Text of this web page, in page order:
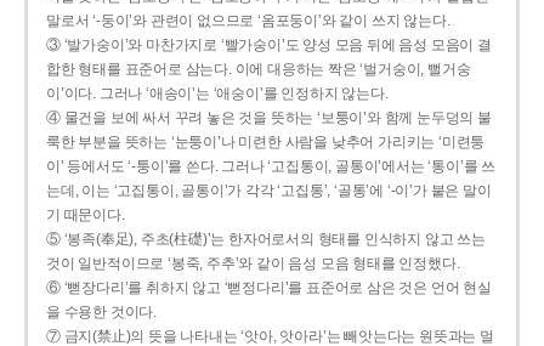
말로서 ‘-둥이’와 관련이 없으므로 ‘옴포둥이’와 같이 쓰지 않는다.
③ ‘발가숭이’와 마찬가지로 ‘빨가숭이’도 양성 모음 뒤에 음성 모음이 결
합한 형태를 표준어로 삼는다. 이에 대응하는 짝은 ‘벌거숭이, 뻘거숭
이’이다. 그러나 ‘애송이’는 ‘애숭이’를 인정하지 않는다.
④ 물건을 보에 싸서 꾸려 놓은 것을 뜻하는 ‘보퉁이’와 함께 눈두덩의 불
룩한 부분을 뜻하는 ‘눈퉁이’나 미련한 사람을 낮추어 가리키는 ‘미련퉁
이’ 등에서도 ‘-퉁이’를 쓴다. 그러나 ‘고집통이, 골통이’에서는 ‘통이’를 쓰
는데, 이는 ‘고집통이, 골통이’가 각각 ‘고집통’, ‘골통’에 ‘-이’가 붙은 말이
기 때문이다.
⑤ ‘봉족(奉足), 주초(柱礎)’는 한자어로서의 형태를 인식하지 않고 쓰는
것이 일반적이므로 ‘봉죽, 주추’와 같이 음성 모음 형태를 인정했다.
⑥ ‘뻗장다리’를 취하지 않고 ‘뻗정다리’를 표준어로 삼은 것은 언어 현실
을 수용한 것이다.
⑦ 금지(禁止)의 뜻을 나타내는 ‘앗아, 앗아라’는 빼앗는다는 원뜻과는 멀